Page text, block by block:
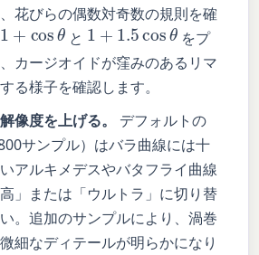
花びらの偶数対奇数の規則を確
1 +cosθ と 1+1.5cosθ をプ
カージオイドが窪みのあるリマ
る様子を確認します。
像度を上げる。
デフォルトの
サンプル）はバラ曲線には十
アルキメデスやバタフライ曲線
」または「ウルトラ」に切り替
。追加のサンプルにより、渦巻
細なディテールが明らかになり